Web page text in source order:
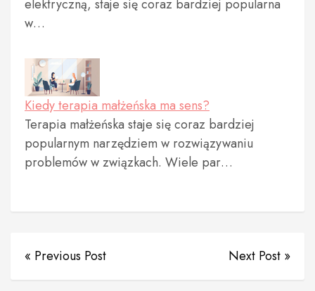
elektryczną, staje się coraz bardziej popularna
w…
Kiedy terapia małżeńska ma sens?
Terapia małżeńska staje się coraz bardziej
popularnym narzędziem w rozwiązywaniu
problemów w związkach. Wiele par…
« Previous Post Next Post »